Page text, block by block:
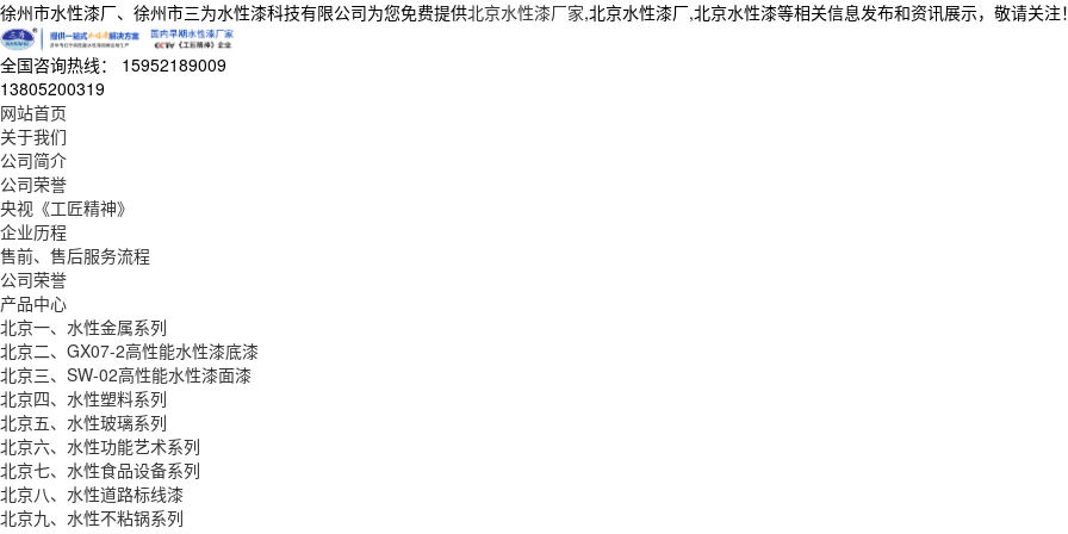
徐州市水性漆厂、徐州市三为水性漆科技有限公司为您免费提供北京水性漆厂家,北京水性漆厂,北京水性漆等相关信息发布和资讯展示，敬请关注！
全国咨询热线： 15952189009
13805200319
网站首页
关于我们
公司简介
公司荣誉
央视《工匠精神》
企业历程
售前、售后服务流程
公司荣誉
产品中心
北京一、水性金属系列
北京二、GX07-2高性能水性漆底漆
北京三、SW-02高性能水性漆面漆
北京四、水性塑料系列
北京五、水性玻璃系列
北京六、水性功能艺术系列
北京七、水性食品设备系列
北京八、水性道路标线漆
北京九、水性不粘锅系列